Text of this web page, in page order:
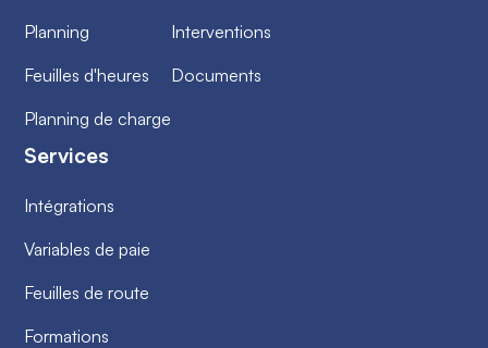
Planning
Feuilles d'heures
Planning de charge
Interventions
Documents
Services
Intégrations
Variables de paie
Feuilles de route
Formations